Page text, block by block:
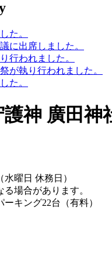
た。
に出席しました。
行われました。
が執り行われました。
た。
神 廣田神
曜日 休務日）
場合があります。
キング22台（有料）